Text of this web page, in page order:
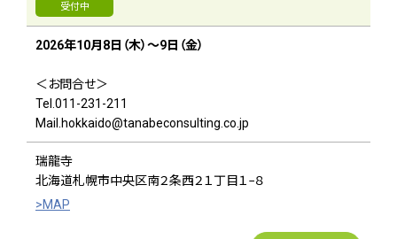
受付中
2026年10月8日（木）～9日（金）
＜お問合せ＞
Tel.011-231-211
Mail.hokkaido@tanabeconsulting.co.jp
瑞龍寺
北海道札幌市中央区南２条西２１丁目１−８
>MAP